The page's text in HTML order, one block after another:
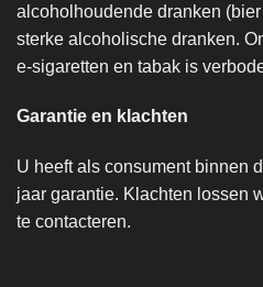
alcoholhoudende dranken
sterke alcoholische dranken.
e-sigaretten en tabak is
Garantie en klachten
U heeft als consument binnen
jaar garantie. Klachten lossen
te contacteren.